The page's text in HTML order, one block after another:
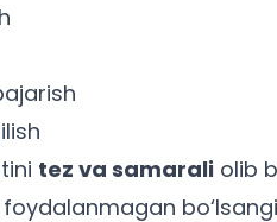
tez va samarali olib